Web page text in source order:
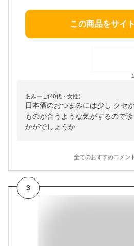
この商品をサイ
あみーご(40代・女性)
日本酒のおつまみには少し クセ
ものが合うような気がするので
かがでしょうか
全てのおすすめコメン
3